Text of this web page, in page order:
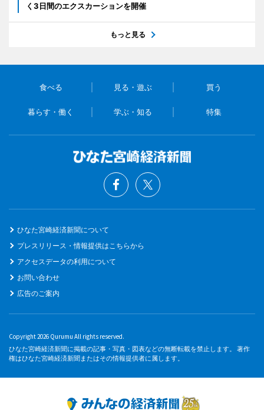
く3日間のエクスカーションを開催
もっと見る
食べる 見る・遊ぶ 買う
暮らす・働く 学ぶ・知る 特集
ひなた宮崎経済新聞について
プレスリリース・情報提供はこちらから
アクセスデータの利用について
お問い合わせ
広告のご案内
Copyright 2026 Qurumu All rights reserved.
ひなた宮崎経済新聞に掲載の記事・写真・図表などの無断転載を禁止します。 著作
権はひなた宮崎経済新聞またはその情報提供者に属します。